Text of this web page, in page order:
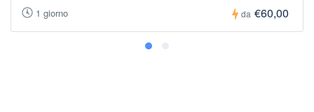
1 giorno da €60,00